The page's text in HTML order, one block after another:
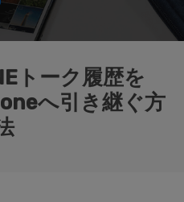
トーク履歴を
へ引き継ぐ方